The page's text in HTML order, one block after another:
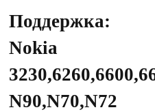
Поддержка:
Nokia
N90,N70,N72